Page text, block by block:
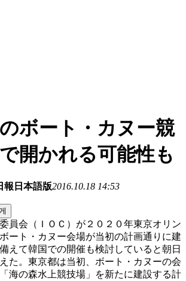
ボート・カヌー競
開かれる可能性も
日本語版2016.10.18 14:53
員会（ＩＯＣ）が２０２０年東京オリン
ート・カヌー会場が当初の計画通りに建
えて韓国での開催も検討していると朝日
た。東京都は当初、ボート・カヌーの会
海の森水上競技場」を新たに建設する計